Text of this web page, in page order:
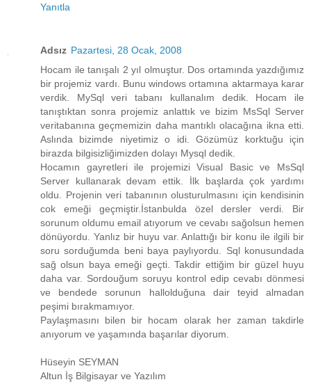
Yanıtla
Adsız Pazartesi, 28 Ocak, 2008
Hocam ile tanışalı 2 yıl olmuştur. Dos ortamında yazdığımız
bir projemiz vardı. Bunu windows ortamına aktarmaya karar
verdik. MySql veri tabanı kullanalım dedik. Hocam ile
tanıştıktan sonra projemiz anlattık ve bizim MsSql Server
veritabanına geçmemizin daha mantıklı olacağına ikna etti.
Aslında bizimde niyetimiz o idi. Gözümüz korktuğu için
birazda bilgisizliğimizden dolayı Mysql dedik.
Hocamın gayretleri ile projemizi Visual Basic ve MsSql
Server kullanarak devam ettik. İlk başlarda çok yardımı
oldu. Projenin veri tabanının olusturulmasını için kendisinin
cok emeği geçmiştir.İstanbulda özel dersler verdi. Bir
sorunum oldumu email atıyorum ve cevabı sağolsun hemen
dönüyordu. Yanlız bir huyu var. Anlattığı bir konu ile ilgili bir
soru sorduğumda beni baya paylıyordu. Sql konusundada
sağ olsun baya emeği geçti. Takdir ettiğim bir güzel huyu
daha var. Sordouğum soruyu kontrol edip cevabı dönmesi
ve bendede sorunun hallolduğuna dair teyid almadan
peşimi bırakmamıyor.
Paylaşmasını bilen bir hocam olarak her zaman takdirle
anıyorum ve yaşamında başarılar diyorum.
Hüseyin SEYMAN
Altun İş Bilgisayar ve Yazılım